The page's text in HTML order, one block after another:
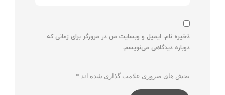
ذخیره نام، ایمیل و وبسایت من در مرورگر برای زمانی که
دوباره دیدگاهی می‌نویسم.
بخش های ضروری علامت گذاری شده اند *